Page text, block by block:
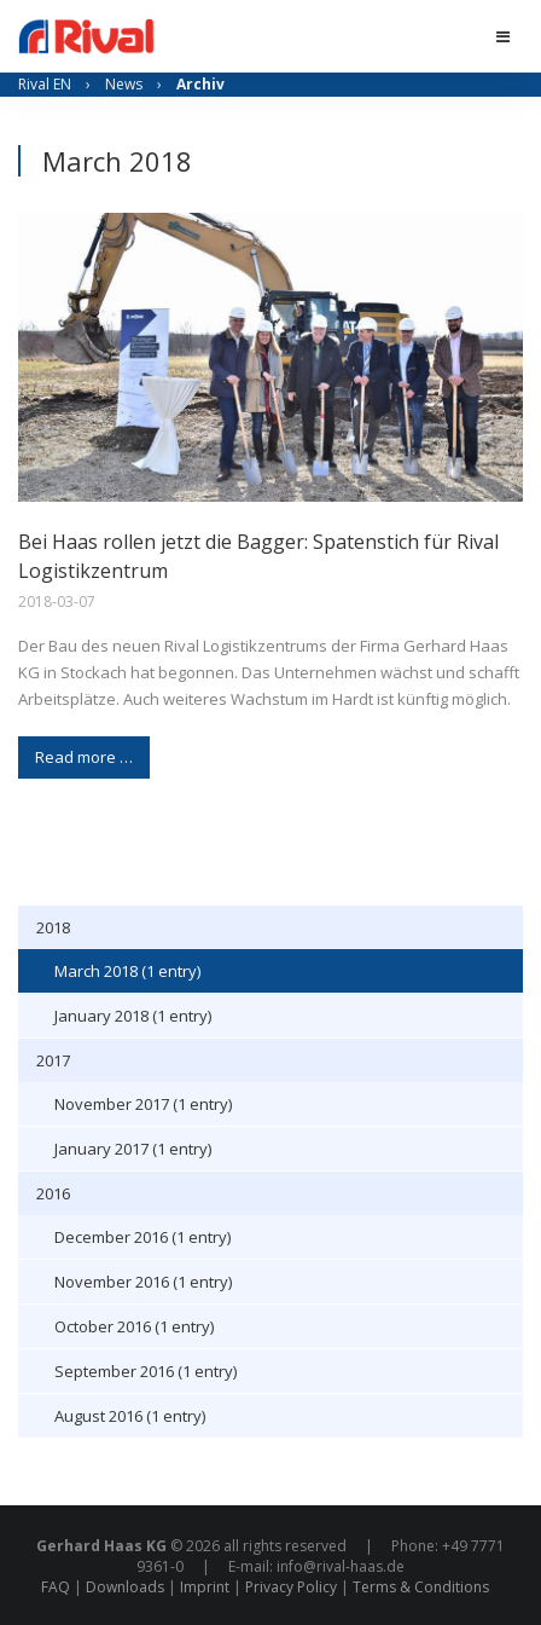
Rival EN › News › Archiv
March 2018
Bei Haas rollen jetzt die Bagger: Spatenstich für Rival
Logistikzentrum
2018-03-07
Der Bau des neuen Rival Logistikzentrums der Firma Gerhard Haas
KG in Stockach hat begonnen. Das Unternehmen wächst und schafft
Arbeitsplätze. Auch weiteres Wachstum im Hardt ist künftig möglich.
Read more …
2018
March 2018 (1 entry)
January 2018 (1 entry)
2017
November 2017 (1 entry)
January 2017 (1 entry)
2016
December 2016 (1 entry)
November 2016 (1 entry)
October 2016 (1 entry)
September 2016 (1 entry)
August 2016 (1 entry)
Gerhard Haas KG © 2026 all rights reserved | Phone: +49 7771
9361-0 | E-mail: info@rival-haas.de
FAQ
Downloads Imprint Privacy Policy Terms & Conditions